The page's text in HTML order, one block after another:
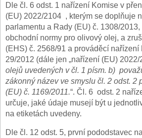
Dle čl. 6 odst. 1 nařízení Komise v
(EU) 2022/2104 , kterým se doplňuje
parlamentu a Rady (EU) č. 1308/
obchodní normy pro olivový olej, a
(EHS) č. 2568/91 a prováděcí nařízení
29/2012 (dále jen „nařízení (EU) 2022/
olejů uvedených v čl. 1 písm. b)
zákonný název ve smyslu čl. 2 odst. 2
(EU) č. 1169/2011.“. Čl. 6 odst. 2
určuje, jaké údaje musejí být u
na etiketách uvedeny.
Dle čl. 12 odst. 5, první pododstavec